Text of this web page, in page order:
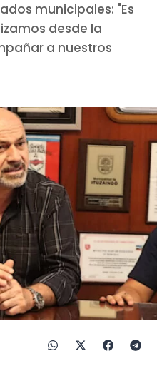
municipales: "Es
desde la
a nuestros